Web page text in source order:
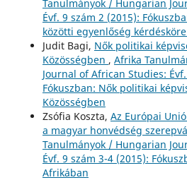
Tanulmányok / Hungarian
Évf. 9 szám 2 (2015):
közötti egyenlőség
Judit Bagi, Nők politikai
Közösségben , Afrika
Journal of African Studies:
Fókuszban: Nők politikai
Közösségben
Zsófia Koszta, Az Európai
a magyar honvédség
Tanulmányok / Hungarian
Évf. 9 szám 3-4 (2015):
Afrikában